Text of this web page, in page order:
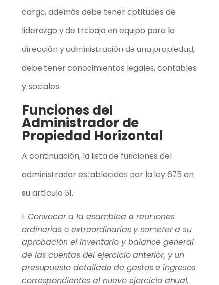
cargo, además debe tener aptitudes de
liderazgo y de trabajo en equipo para la
dirección y administración de una propiedad,
debe tener conocimientos legales, contables
y sociales.
Funciones del
Administrador de
Propiedad Horizontal
A continuación, la lista de funciones del
administrador establecidas por la ley 675 en
su artículo 51.
Convocar a la asamblea a reuniones
ordinarias o extraordinariasy someter a su
aprobación el inventario y balance general
de las cuentas del ejercicio anterior, y un
presupuesto detallado de gastos e ingresos
correspondientes al nuevo ejercicio anual,